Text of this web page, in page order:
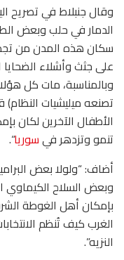
وقال جنبلاط في تصريح
الدمار في حلب وبعض
سكان هذه المدن من
على جثث وأشلاء الضحايا
وبالمناسبة، مات كل
تصنعه ميليشيات
الأطفال الآخرين لكان
تنمو وتزدهر فيسوريا“.
أضاف: “ولولا بعض
وبعض السلاح الكيماوي
بإمكان أهل الغوطة
الغرب كيف تُنظم
النزيه”.